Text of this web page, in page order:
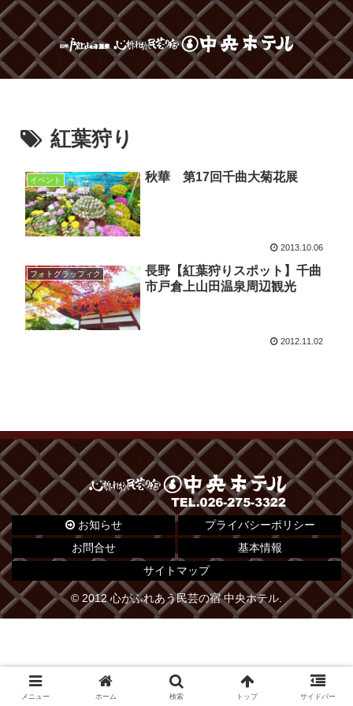
紅葉狩り
イベント 秋華 第17回千曲大菊花展
2013.10.06
フォトグラッフィク
長野【紅葉狩りスポット】千曲
市戸倉上山田温泉周辺観光
2012.11.02
お知らせ
プライバシーポリシー
お問合せ
基本情報
サイトマップ
© 2012 心がふれあう民芸の宿 中央ホテル.
メニュー ホーム 検索 トップ サイドバー